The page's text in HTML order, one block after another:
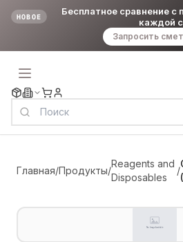
НОВОЕ
Бесплатное сравнение с
каждой
Запросить
Главная/Продукты/
Reagents and
Disposables
/